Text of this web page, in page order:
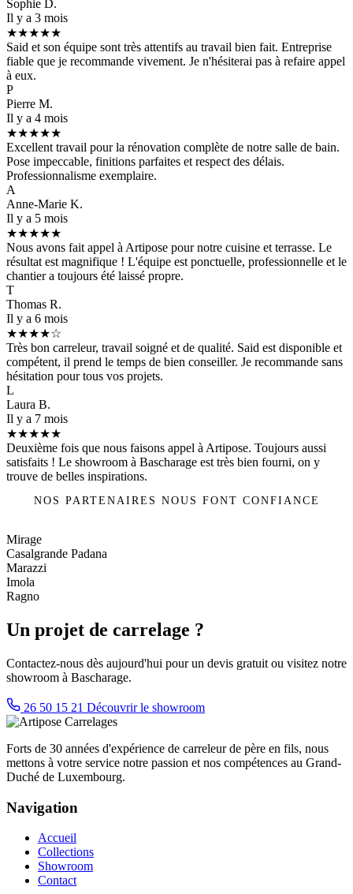
Sophie D.
Il y a 3 mois
★★★★★
Said et son équipe sont très attentifs au travail bien fait. Entreprise
fiable que je recommande vivement. Je n'hésiterai pas à refaire appel
à eux.
P
Pierre M.
Il y a 4 mois
★★★★★
Excellent travail pour la rénovation complète de notre salle de bain.
Pose impeccable, finitions parfaites et respect des délais.
Professionnalisme exemplaire.
A
Anne-Marie K.
Il y a 5 mois
★★★★★
Nous avons fait appel à Artipose pour notre cuisine et terrasse. Le
résultat est magnifique ! L'équipe est ponctuelle, professionnelle et le
chantier a toujours été laissé propre.
T
Thomas R.
Il y a 6 mois
★★★★☆
Très bon carreleur, travail soigné et de qualité. Said est disponible et
compétent, il prend le temps de bien conseiller. Je recommande sans
hésitation pour tous vos projets.
L
Laura B.
Il y a 7 mois
★★★★★
Deuxième fois que nous faisons appel à Artipose. Toujours aussi
satisfaits ! Le showroom à Bascharage est très bien fourni, on y
trouve de belles inspirations.
NOS PARTENAIRES NOUS FONT CONFIANCE
Mirage
Casalgrande Padana
Marazzi
Imola
Ragno
Un projet de carrelage ?
Contactez-nous dès aujourd'hui pour un devis gratuit ou visitez notre
showroom à Bascharage.
26 50 15 21 Découvrir le showroom
Forts de 30 années d'expérience de carreleur de père en fils, nous
mettons à votre service notre passion et nos compétences au Grand-
Duché de Luxembourg.
Navigation
Accueil
Collections
Showroom
Contact